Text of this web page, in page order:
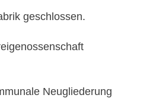
geschlossen.
Neugliederung